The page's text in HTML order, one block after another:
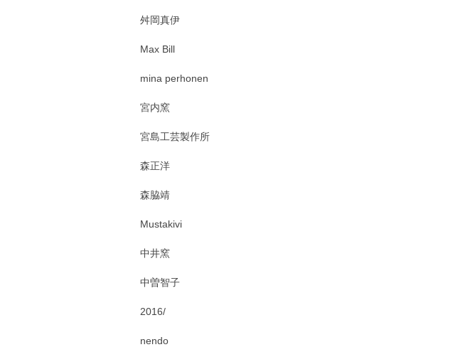
舛岡真伊
Max Bill
mina perhonen
宮内窯
宮島工芸製作所
森正洋
森脇靖
Mustakivi
中井窯
中曽智子
2016/
nendo